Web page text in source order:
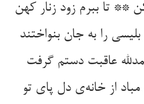
** تا ببرم زود زنار کهن
را به جان بنواختند
عاقبت دستم گرفت
از خانه‌ی دل پای تو